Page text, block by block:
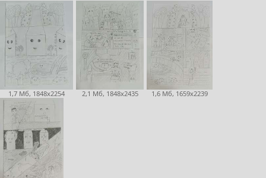
1,7 Мб, 1848x2254 2,1 Мб, 1848x2435 1,6 Мб, 1659x2239